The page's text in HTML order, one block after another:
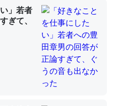
グモ）はカルシウムを使わ
酵素が違うのか？
大問題＝「昆虫はなぜ海にいな
」若者
ぎて、